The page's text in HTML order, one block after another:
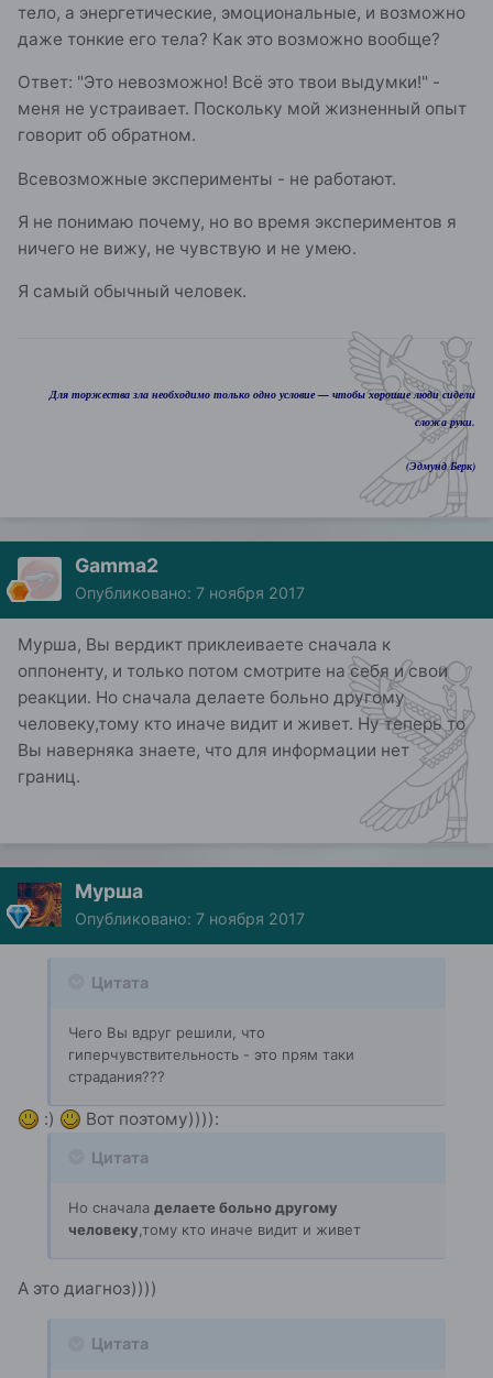
тело, а энергетические, эмоциональные, и возможно
даже тонкие его тела? Как это возможно вообще?
Ответ: "Это невозможно! Всё это твои выдумки!" -
меня не устраивает. Поскольку мой жизненный опыт
говорит об обратном.
Всевозможные эксперименты - не работают.
Я не понимаю почему, но во время экспериментов я
ничего не вижу, не чувствую и не умею.
Я самый обычный человек.
Для торжества зла необходимо только одно условие — чтобы хорошие люди сидели
сложа руки.
(Эдмунд Берк)
Gamma2
Опубликовано: 7 ноября 2017
Мурша, Вы вердикт приклеиваете сначала к
оппоненту, и только потом смотрите на себя и свои
реакции. Но сначала делаете больно другому
человеку,тому кто иначе видит и живет. Ну теперь то
Вы наверняка знаете, что для информации нет
границ.
Мурша
Опубликовано: 7 ноября 2017
Цитата
Чего Вы вдруг решили, что
гиперчувствительность - это прям таки
страдания???
:) Вот поэтому)))):
Цитата
Но сначала делаете больно другому
человеку ,тому кто иначе видит и живет
А это диагноз))))
Цитата